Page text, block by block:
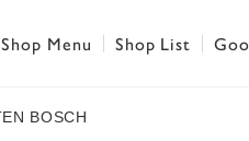
Shop Menu Shop List
BOSCH